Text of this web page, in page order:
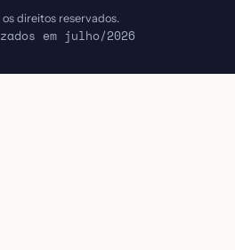
direitos reservados.
em julho/2026